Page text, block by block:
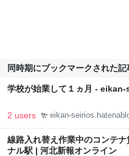
同時期にブックマークされた記
学校が始業して１ヵ月 -
2 users eikan-
線路入れ替え作業中のコンテ
ナル駅 | 河北新報オンライン